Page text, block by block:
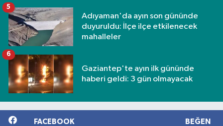
Adıyaman'da ayın son gününde
duyuruldu: İlçe ilçe etkilenecek
mahalleler
5
Gaziantep'te ayın ilk gününde
haberi geldi: 3 gün olmayacak
6
FACEBOOK BEĞEN